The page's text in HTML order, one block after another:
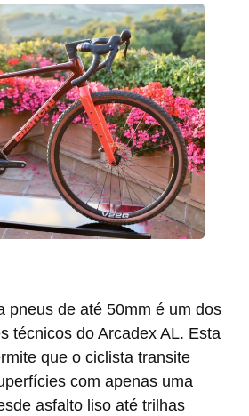
pneus de até 50mm é um dos
técnicos do Arcadex AL. Esta
que o ciclista transite
com apenas uma
asfalto liso até trilhas